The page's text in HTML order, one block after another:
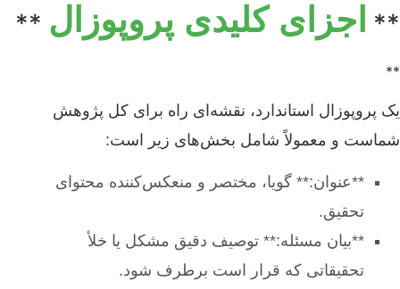
** اجزای کلیدی پروپوزال **
**
یک پروپوزال استاندارد، نقشه‌ای راه برای کل پژوهش
شماست و معمولاً شامل بخش‌های زیر است:
**عنوان:** گویا، مختصر و منعکس‌کننده محتوای
تحقیق.
**بیان مسئله:** توصیف دقیق مشکل یا خلأ
تحقیقاتی که قرار است برطرف شود.